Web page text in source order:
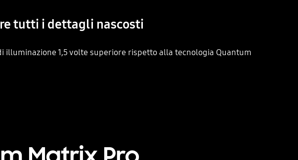
tutti i dettagli nascosti
1,5 volte superiore rispetto alla tecnologia Quantum